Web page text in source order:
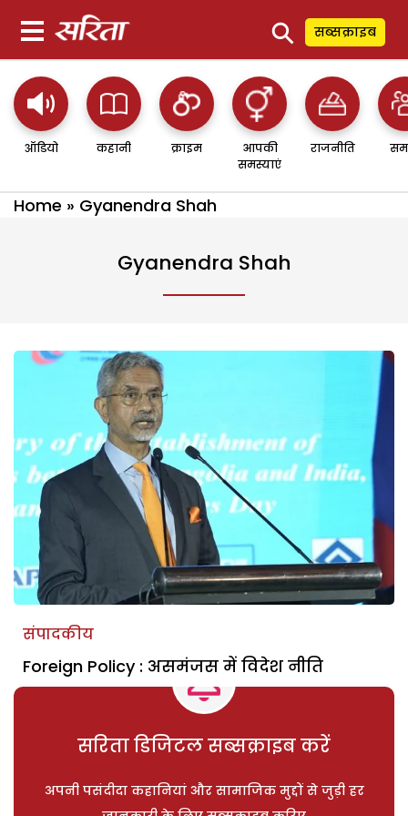
⚲ सब्सक्राइब
ऑडियो कहानी क्राइम
आपकी
समस्याएं
राजनीति
Home » Gyanendra Shah
Gyanendra Shah
संपादकीय
Foreign Policy : असमंजस में विदेश नीति
सरिता डिजिटल सब्सक्राइब करें
अपनी पसंदीदा कहानियां और सामाजिक मुद्दों से जुड़ी हर